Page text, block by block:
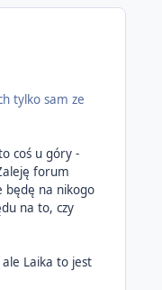
tylko sam ze
coś u góry -
forum
będę na nikogo
na to, czy
Laika to jest